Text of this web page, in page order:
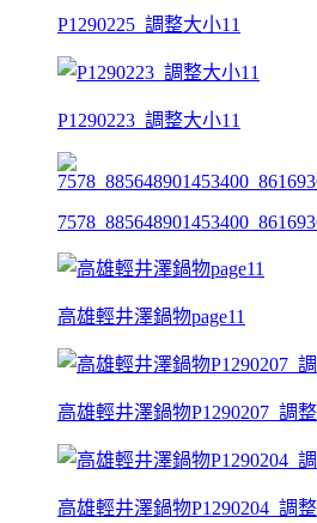
P1290225_調整大小11
P1290223_調整大小11
高雄輕井澤鍋物page11
高雄輕井澤鍋物P1290207_調
高雄輕井澤鍋物P1290204_調